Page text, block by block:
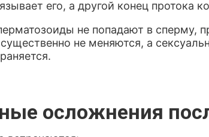
его, а другой конец протока
не попадают в сперму,
не меняются, а
осложнения